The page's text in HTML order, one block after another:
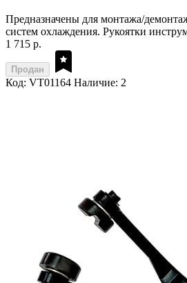
Предназначены для монтажа/
систем охлаждения. Рукоятки
1 715 р.
Продан
Код: VT01164 Наличие: 2